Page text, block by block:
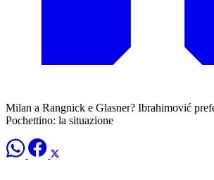
Milan a Rangnick e Glasner? Ibrahimović
Pochettino: la situazione